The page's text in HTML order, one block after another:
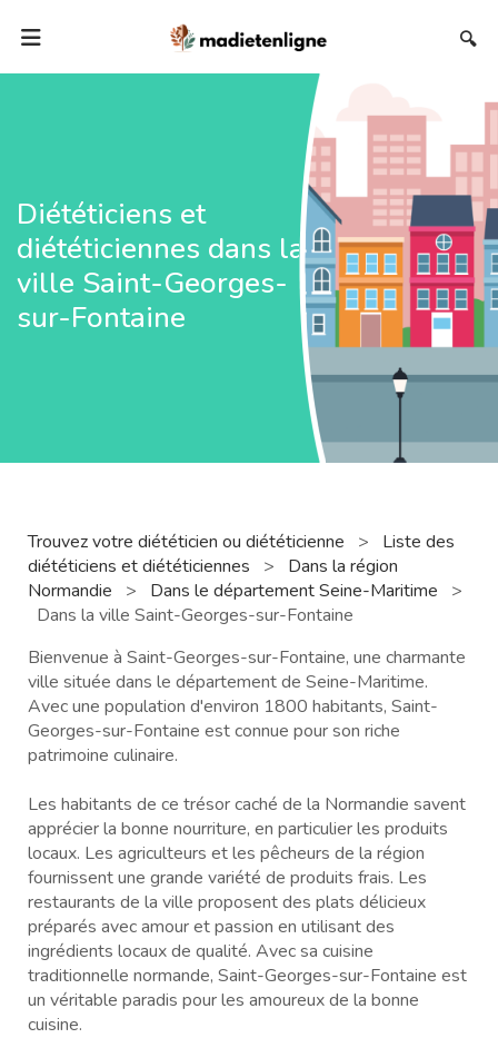
🔍
Diététiciens et
diététiciennes dans la
ville Saint-Georges-
sur-Fontaine
Trouvez votre diététicien ou diététicienne >
Liste des
diététiciens et diététiciennes
>
Dans la région
Normandie
> Dans le département Seine-Maritime
>
Dans la ville Saint-Georges-sur-Fontaine
Bienvenue à Saint-Georges-sur-Fontaine, une charmante
ville située dans le département de Seine-Maritime.
Avec une population d'environ 1800 habitants, Saint-
Georges-sur-Fontaine est connue pour son riche
patrimoine culinaire.
Les habitants de ce trésor caché de la Normandie savent
apprécier la bonne nourriture, en particulier les produits
locaux. Les agriculteurs et les pêcheurs de la région
fournissent une grande variété de produits frais. Les
restaurants de la ville proposent des plats délicieux
préparés avec amour et passion en utilisant des
ingrédients locaux de qualité. Avec sa cuisine
traditionnelle normande, Saint-Georges-sur-Fontaine est
un véritable paradis pour les amoureux de la bonne
cuisine.